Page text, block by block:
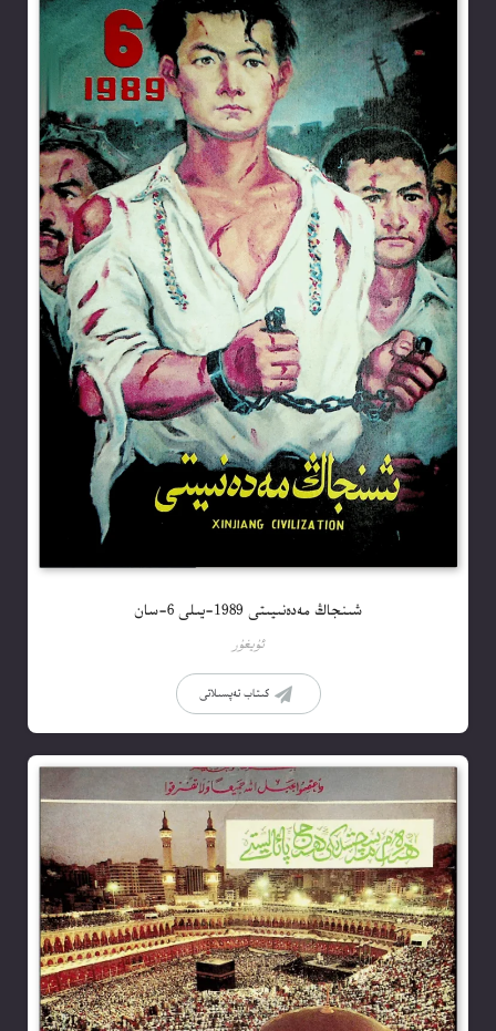
شىنجاڭ مەدەنىيىتى 1989-يىلى 6-سان
ئۇيغۇر
كىتاب تەپسىلاتى